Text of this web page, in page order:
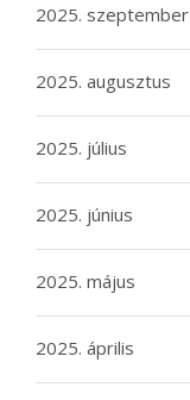
2025. szeptember
2025. augusztus
2025. július
2025. június
2025. május
2025. április